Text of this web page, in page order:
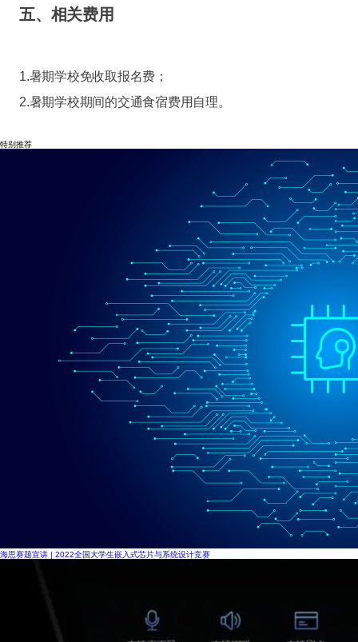
五、相关费用
1.暑期学校免收取报名费；
2.暑期学校期间的交通食宿费用自理。
特别推荐
海思赛题宣讲 | 2022全国大学生嵌入式芯片与系统设计竞赛